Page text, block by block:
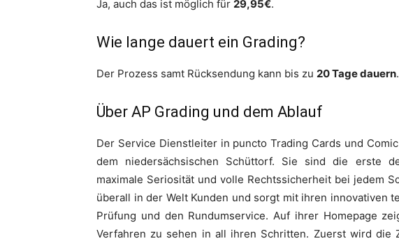
Ja, auch das ist möglich für 29,95€.
Wie lange dauert ein Grading?
Der Prozess samt Rücksendung kann bis zu 20 Tage dauern.
Über AP Grading und dem Ablauf
Der Service Dienstleiter in puncto Trading Cards und
dem niedersächsischen Schüttorf. Sie sind die erste
maximale Seriosität und volle Rechtssicherheit bei jedem
überall in der Welt Kunden und sorgt mit ihren innovativen
Prüfung und den Rundumservice. Auf ihrer Homepage
Verfahren zu sehen in all ihren Schritten. Zuerst wird die